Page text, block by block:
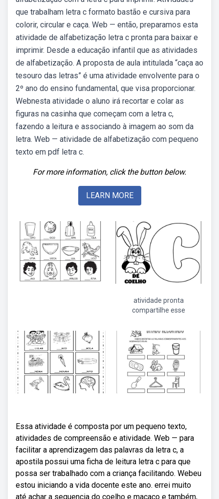
que trabalham letra c formato bastão e cursiva para
colorir, circular e caça. Web — então, preparamos esta
atividade de alfabetização letra c pronta para baixar e
imprimir. Desde a educação infantil que as atividades
de alfabetização. A proposta de aula intitulada “caça ao
tesouro das letras” é uma atividade envolvente para o
2º ano do ensino fundamental, que visa proporcionar.
Webnesta atividade o aluno irá recortar e colar as
figuras na casinha que começam com a letra c,
fazendo a leitura e associando à imagem ao som da
letra. Web — atividade de alfabetização com pequeno
texto em pdf letra c.
For more information, click the button below.
LEARN MORE
atividade pronta
compartilhe esse
Essa atividade é composta por um pequeno texto,
atividades de compreensão e atividade. Web — para
facilitar a aprendizagem das palavras da letra c, a
apostila possui uma ficha de leitura letra c para que
possa ser trabalhado com a criança facilitando. Webeu
estou iniciando a vida docente este ano. errei muito
até achar a sequencia do coelho e macaco e também,